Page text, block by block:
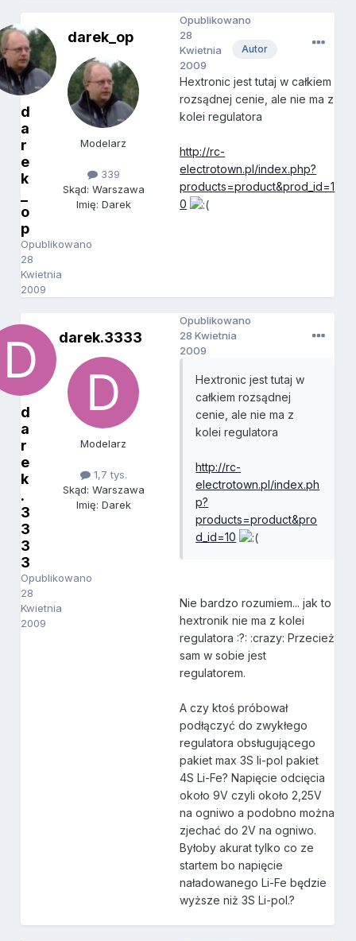
d
a
r
e
k
o
p
Opublikowano
28
Kwietnia
2009
darek_op
Modelarz
339
Skąd: Warszawa
Imię: Darek
Autor
Opublikowano
28
Kwietnia
2009
Hextronic jest tutaj w całkiem
rozsądnej cenie, ale nie ma z
kolei regulatora
http://rc-
electrotown.pl/index.php?
products=product&prod_id=1
0
d
a
r
e
k
.
3
3
3
3
Opublikowano
28
Kwietnia
2009
darek.3333
Modelarz
1,7 tys.
Skąd: Warszawa
Imię: Darek
Opublikowano
28 Kwietnia
2009
Hextronic jest tutaj w
całkiem rozsądnej
cenie, ale nie ma z
kolei regulatora
http://rc-
electrotown.pl/index.ph
p?
products=product&pro
d_id=10
Nie bardzo rozumiem... jak to
hextronik nie ma z kolei
regulatora :?: :crazy: Przecież
sam w sobie jest
regulatorem.
A czy ktoś próbował
podłączyć do zwykłego
regulatora obsługującego
pakiet max 3S li-pol pakiet
4S Li-Fe? Napięcie odcięcia
około 9V czyli około 2,25V
na ogniwo a podobno można
zjechać do 2V na ogniwo.
Byłoby akurat tylko co ze
startem bo napięcie
naładowanego Li-Fe będzie
wyższe niż 3S Li-pol.?